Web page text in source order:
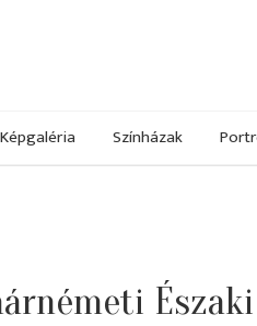
Képgaléria Színházak